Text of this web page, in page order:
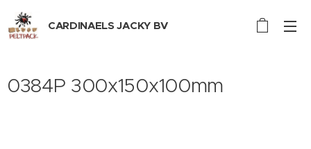
CARDINAELS JACKY BV
0384P 300x150x100mm